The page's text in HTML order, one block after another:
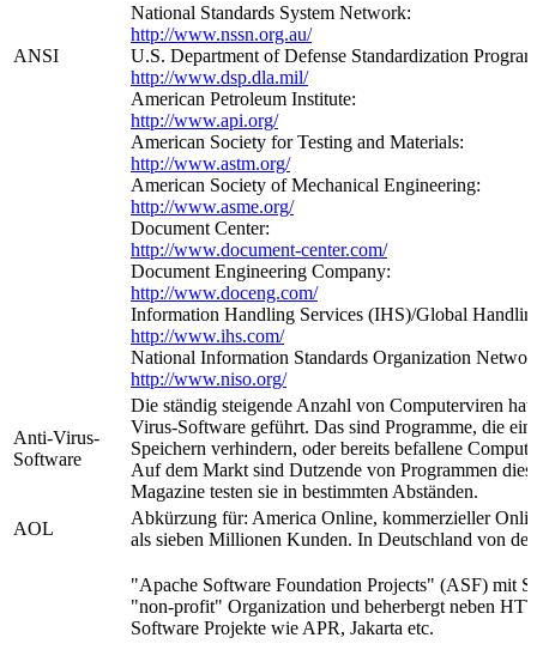
ANSI
National Standards System Network:
http://www.nssn.org.au/
U.S. Department of Defense Standardization
http://www.dsp.dla.mil/
American Petroleum Institute:
http://www.api.org/
American Society for Testing and Materials:
http://www.astm.org/
American Society of Mechanical Engineering:
http://www.asme.org/
Document Center:
http://www.document-center.com/
Document Engineering Company:
http://www.doceng.com/
Information Handling Services (IHS)/Global
http://www.ihs.com/
National Information Standards Organization
http://www.niso.org/
Anti-Virus-
Software
Die ständig steigende Anzahl von Computerviren
Virus-Software geführt. Das sind Programme, die
Speichern verhindern, oder bereits befallene
Auf dem Markt sind Dutzende von Programmen
Magazine testen sie in bestimmten Abständen.
AOL
Abkürzung für: America Online, kommerzieller
als sieben Millionen Kunden. In Deutschland von
"Apache Software Foundation Projects" (ASF) mit
"non-profit" Organization und beherbergt neben
Software Projekte wie APR, Jakarta etc.